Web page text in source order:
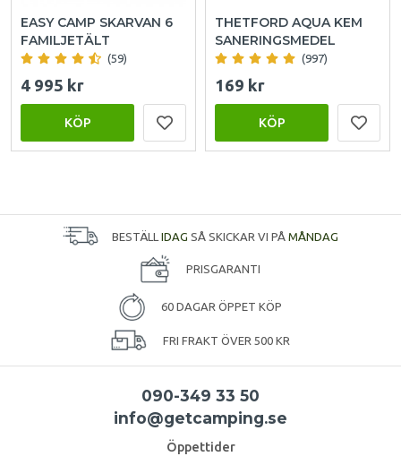
EASY CAMP SKARVAN 6
FAMILJETÄLT
(59)
4 995 kr
KÖP
THETFORD AQUA KEM
SANERINGSMEDEL
(997)
169 kr
KÖP
BESTÄLL IDAG SÅ SKICKAR VI PÅ MÅNDAG
PRISGARANTI
60 DAGAR ÖPPET KÖP
FRI FRAKT ÖVER 500 KR
090-349 33 50
info@getcamping.se
Öppettider